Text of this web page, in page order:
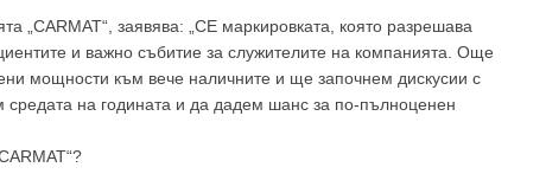
„CARMAT“, заявява: „CE маркировката, която разрешава
и важно събитие за служителите на компанията. Още
мощности към вече наличните и ще започнем дискусии с
средата на годината и да дадем шанс за по-пълноценен
да виждате специализирано медицинско съдържание , трябва да
декларирате, че сте медицински специалист!